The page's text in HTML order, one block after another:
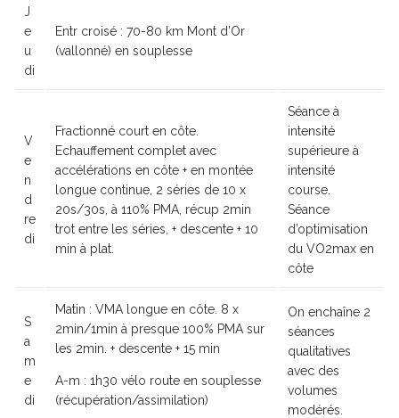
J
e
u
di
Entr croisé : 70-80 km Mont d’Or
(vallonné) en souplesse
V
e
n
d
re
di
Fractionné court en côte.
Echauffement complet avec
accélérations en côte + en montée
longue continue, 2 séries de 10 x
20s/30s, à 110% PMA, récup 2min
trot entre les séries, + descente + 10
min à plat.
Séance à
intensité
supérieure à
intensité
course.
Séance
d’optimisation
du VO2max en
côte
S
a
m
e
di
Matin : VMA longue en côte. 8 x
2min/1min à presque 100% PMA sur
les 2min. + descente + 15 min
A-m : 1h30 vélo route en souplesse
(récupération/assimilation)
On enchaîne 2
séances
qualitatives
avec des
volumes
modérés.